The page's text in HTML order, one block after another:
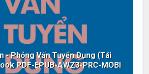
- Phỏng Vấn Tuyển Dụng (Tái
PDF-EPUB-AWZ3-PRC-MOBI